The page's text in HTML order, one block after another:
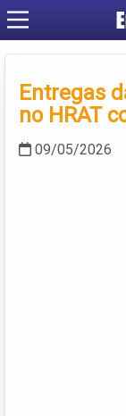
Entregas
no HRAT
09/05/2026